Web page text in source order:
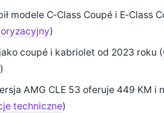
modele C‑Class Coupé i E‑Class
)
coupé i kabriolet od 2023 roku (
)
AMG CLE 53 oferuje 449 KM i
techniczne)